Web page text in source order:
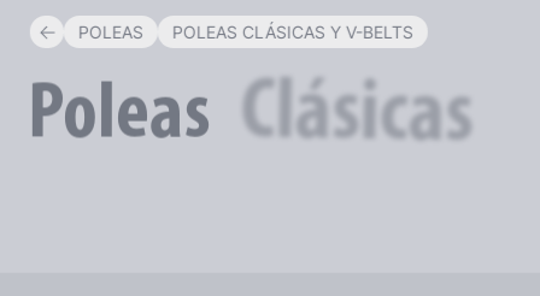
POLEAS POLEAS CLÁSICAS Y V-BELTS
Poleas Clásicas